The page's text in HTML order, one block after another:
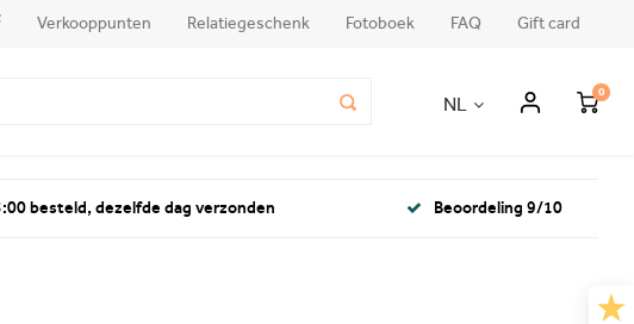
Verkooppunten Relatiegeschenk Fotoboek FAQ Gift card
NL
0
besteld, dezelfde dag verzonden Beoordeling 9/10